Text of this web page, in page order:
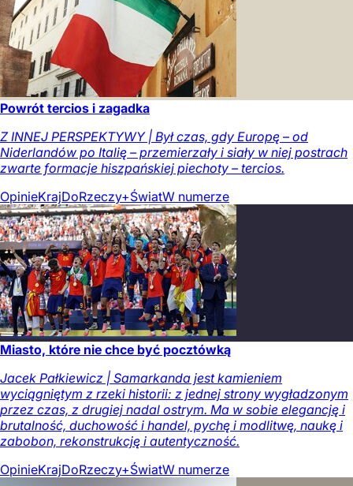
Powrót tercios i zagadka
Z INNEJ PERSPEKTYWY | Był czas, gdy Europę – od
Niderlandów po Italię – przemierzały i siały w niej postrach
zwarte formacje hiszpańskiej piechoty – tercios.
OpinieKrajDoRzeczy+ŚwiatW numerze
Miasto, które nie chce być pocztówką
Jacek Pałkiewicz | Samarkanda jest kamieniem
wyciągniętym z rzeki historii: z jednej strony wygładzonym
przez czas, z drugiej nadal ostrym. Ma w sobie elegancję i
brutalność, duchowość i handel, pychę i modlitwę, naukę i
zabobon, rekonstrukcję i autentyczność.
OpinieKrajDoRzeczy+ŚwiatW numerze